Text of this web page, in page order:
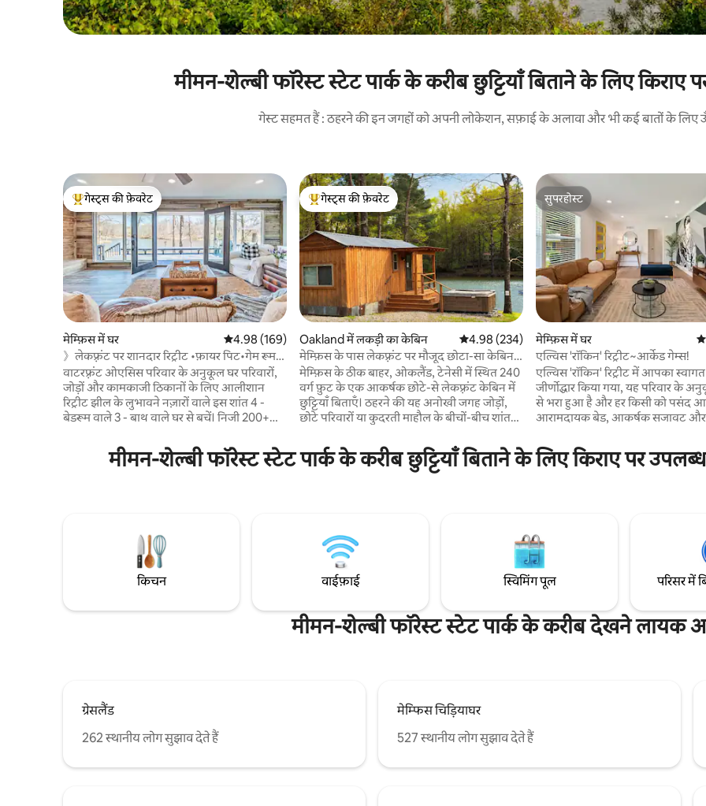
मीमन-शेल्बी फॉरेस्ट स्टेट पार्क के करीब छुट्टियाँ बिताने के लिए किराए
गेस्ट सहमत हैं : ठहरने की इन जगहों को अपनी लोकेशन, सफ़ाई के अलावा और भी कई बातों के लिए
गेस्ट्स का टॉप फ़ेवरेट
गेस्ट्स की फ़ेवरेट
मेम्फ़िस में घर औसत रेटिंग 5 में से 4.98, 169 समीक्षाएँ
4.98 (169)
》लेकफ़्रंट पर शानदार रिट्रीट •फ़ायर पिट•गेम रूम
《
वाटरफ़्रंट ओएसिस परिवार के अनुकूल घर परिवारों,
जोड़ों और कामकाजी ठिकानों के लिए आलीशान
रिट्रीट झील के लुभावने नज़ारों वाले इस शांत 4 -
बेडरूम वाले 3 - बाथ वाले घर से बचें। निजी 200+
मनोरम दृश्यों में भिगोने के लिए एकदम सही है।
BBQs, आरामदायक फ़ायर पिट रातों या कॉर्नहोल
साथ घूमने - फिरने के लिए परफ़ेक्ट लम्हें पानी के
गेस्ट्स का टॉप फ़ेवरेट
गेस्ट्स की फ़ेवरेट
Oakland में लकड़ी का केबिन औसत रेटिंग 5 में से 4.98, 234 समीक्षाएँ
4.98 (234)
मेम्फ़िस के पास लेकफ़्रंट पर मौजूद छोटा-सा केबिन,
जिसमें हॉट टब और सा
मेम्फ़िस के ठीक बाहर, ओकलैंड, टेनेसी में स्थित 240
वर्ग फ़ुट के एक आकर्षक छोटे-से लेकफ़्रंट केबिन में
छुट्टियाँ बिताएँ। ठहरने की यह अनोखी जगह जोड़ों,
छोटे परिवारों या कुदरती माहौल के बीचों-बीच शांत
बिल्कुल सही है। आरामदायक हॉट टब, फ़ायर पिट
और शांत 10 एकड़ की झील पर सूर्यास्त के खूबसूरत
नज़ारों वाले आरामदायक केबिन के अनुभव का मज़ा
सकते हैं और प्रकृति के साथ नए सिरे से जुड़ सकते हैं।
सुपरहोस्ट
सुपरहोस्ट
मेम्फ़िस में घर
एल्विस 'रॉकिन' रिट्रीट~आर्केड गेम्स!
एल्विस 'रॉकिन' रिट्रीट में आपका
जीर्णोद्धार किया गया, यह परिवार के
से भरा हुआ है और हर किसी को पसंद
आरामदायक बेड, आकर्षक सजावट और
लिए आपकी ज़रूरत की हर चीज़! ~ क्वीन बेड के साथ
2 कमरे ~बंक रूम w/ Queen and Full
~लिबर्टी बाउल (2.4 मील) ~एयरपोर्ट
मीमन-शेल्बी फॉरेस्ट स्टेट पार्क के करीब छुट्टियाँ बिताने के लिए किराए पर
किचन वाईफ़ाई स्विमिंग पूल परिसर में
मीमन-शेल्बी फॉरेस्ट स्टेट पार्क के करीब देखने लायक
ग्रेसलैंड
262 स्थानीय लोग सुझाव देते हैं
मेम्फिस चिड़ियाघर
527 स्थानीय लोग सुझाव देते हैं